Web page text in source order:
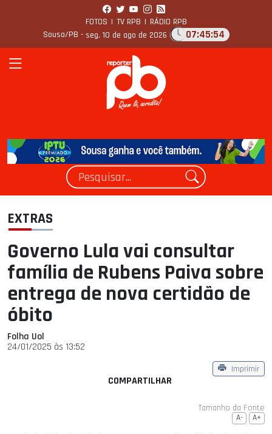
FOTOS | TV RPB | RÁDIO RPB
Sousa/PB - seg, 10 de ago de 2026 07:45:54
EXTRAS
Governo Lula vai consultar
família de Rubens Paiva sobre
entrega de nova certidão de
óbito
Folha Uol
24/01/2025 às 13:52
Imprimir
COMPARTILHAR
Tamanho da Fonte
A- A+